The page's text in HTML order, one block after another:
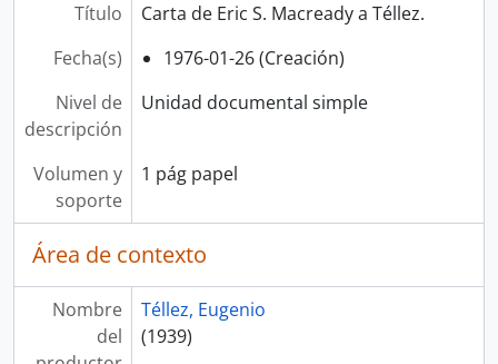
Título
Carta de Eric S. Macready a Téllez.
Fecha(s)
1976-01-26 (Creación)
Nivel de
descripción
Unidad documental simple
Volumen y
soporte
1 pág papel
Área de contexto
Nombre
del
Téllez, Eugenio
(1939)